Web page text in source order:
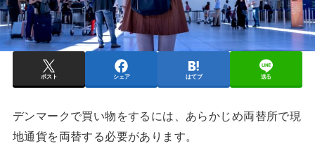
ポスト シェア はてブ 送る
デンマークで買い物をするには、あらかじめ両替所で現
地通貨を両替する必要があります。